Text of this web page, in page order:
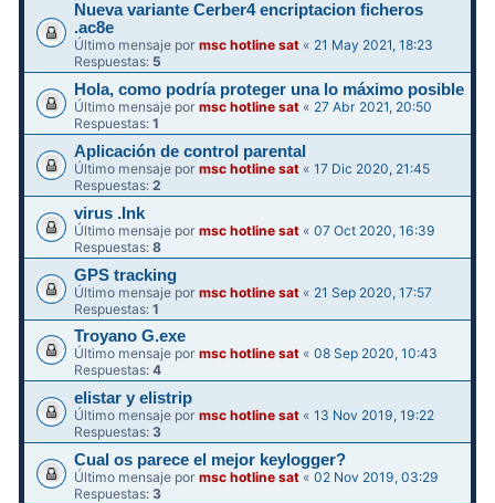
Nueva variante Cerber4 encriptacion ficheros
.ac8e
Último mensaje pormsc hotline sat « 21 May 2021, 18:23
Respuestas: 5
Hola, como podría proteger una lo máximo posible
Último mensaje pormsc hotline sat « 27 Abr 2021, 20:50
Respuestas:1
Aplicación de control parental
Último mensaje pormsc hotline sat «17 Dic 2020, 21:45
Respuestas:2
virus .Ink
Último mensaje pormsc hotline sat «07 Oct 2020, 16:39
Respuestas:8
GPS tracking
Último mensaje pormsc hotline sat « 21 Sep 2020, 17:57
Respuestas:1
Troyano G.exe
Último mensaje pormsc hotline sat «08 Sep 2020, 10:43
Respuestas:4
elistar y elistrip
Último mensaje pormsc hotline sat «13 Nov 2019, 19:22
Respuestas: 3
Cual os parece el mejor keylogger?
Último mensaje pormsc hotline sat «02 Nov 2019, 03:29
Respuestas:3